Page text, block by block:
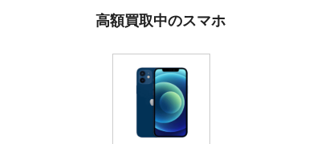
高額買取中のスマホ